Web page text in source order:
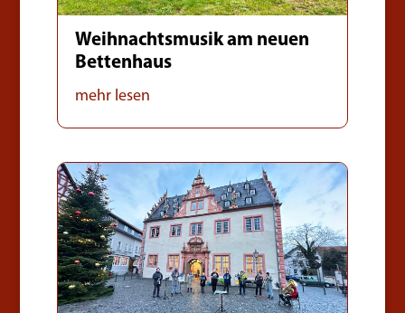
Weihnachtsmusik am neuen
Bettenhaus
mehr lesen